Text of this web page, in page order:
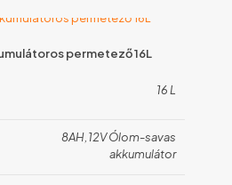
permetező 16L
16 L
8AH,12V Ólom-savas
akkumulátor